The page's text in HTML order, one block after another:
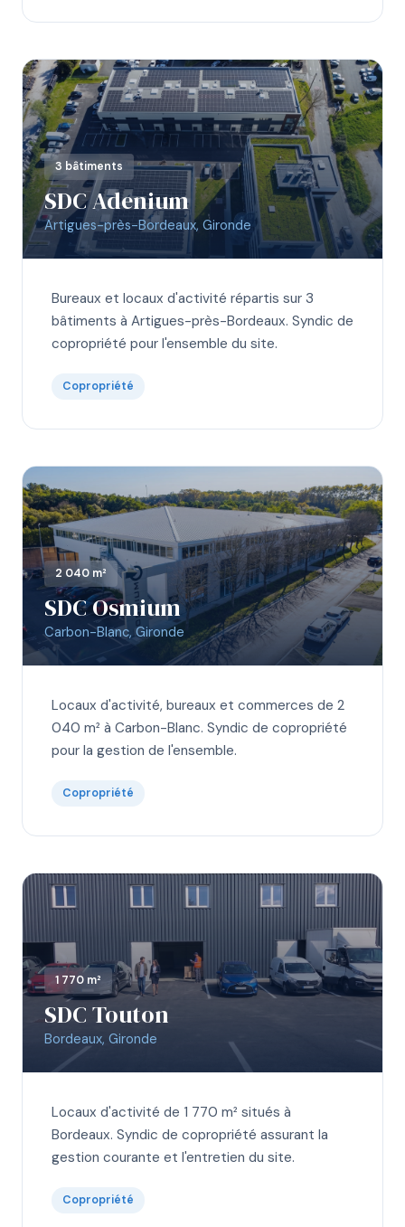
3 bâtiments
SDC Adenium
Artigues-près-Bordeaux, Gironde
Bureaux et locaux d'activité répartis sur 3
bâtiments à Artigues-près-Bordeaux. Syndic de
copropriété pour l'ensemble du site.
Copropriété
2 040 m²
SDC Osmium
Carbon-Blanc, Gironde
Locaux d'activité, bureaux et commerces de 2
040 m² à Carbon-Blanc. Syndic de copropriété
pour la gestion de l'ensemble.
Copropriété
1 770 m²
SDC Touton
Bordeaux, Gironde
Locaux d'activité de 1 770 m² situés à
Bordeaux. Syndic de copropriété assurant la
gestion courante et l'entretien du site.
Copropriété